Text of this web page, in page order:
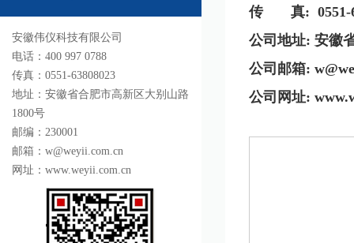
安徽伟仪科技有限公司
电话：400 997 0788
传真：0551-63808023
地址：安徽省合肥市高新区大别山路
1800号
邮编：230001
邮箱：w@weyii.com.cn
网址：www.weyii.com.cn
传 真: 0551-
公司地址: 安徽
公司邮箱:
公司网址: